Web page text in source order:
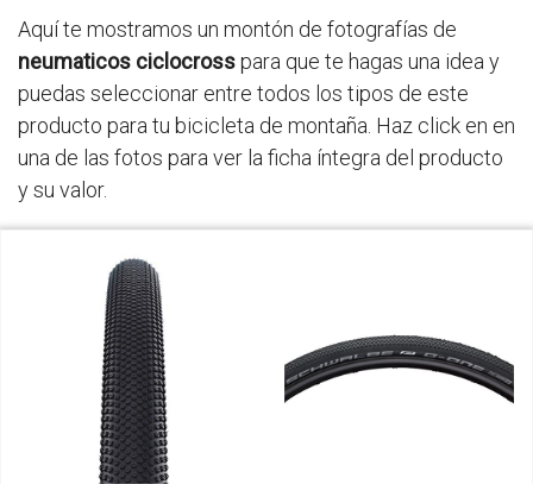
Aquí te mostramos un montón de fotografías de
neumaticos ciclocrosspara que te hagas una idea y
puedas seleccionar entre todos los tipos de este
producto para tu bicicleta de montaña. Haz click en en
una de las fotos para ver la ficha íntegra del producto
y su valor.